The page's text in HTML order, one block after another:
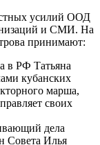
усилий ООД
и СМИ. На
принимают:
в РФ Татьяна
кубанских
марша,
своих
дела
Совета Илья